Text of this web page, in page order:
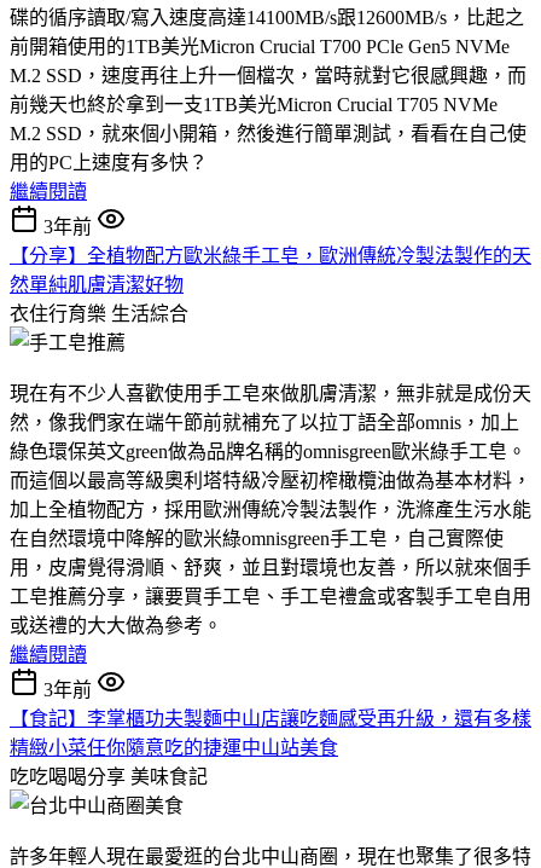
碟的循序讀取/寫入速度高達14100MB/s跟12600MB/s，比起之
前開箱使用的1TB美光Micron Crucial T700 PCle Gen5 NVMe
M.2 SSD，速度再往上升一個檔次，當時就對它很感興趣，而
前幾天也終於拿到一支1TB美光Micron Crucial T705 NVMe
M.2 SSD，就來個小開箱，然後進行簡單測試，看看在自己使
用的PC上速度有多快？
繼續閱讀
3年前
【分享】全植物配方歐米綠手工皂，歐洲傳統冷製法製作的天
然單純肌膚清潔好物
衣住行育樂 生活綜合
現在有不少人喜歡使用手工皂來做肌膚清潔，無非就是成份天
然，像我們家在端午節前就補充了以拉丁語全部omnis，加上
綠色環保英文green做為品牌名稱的omnisgreen歐米綠手工皂。
而這個以最高等級奧利塔特級冷壓初榨橄欖油做為基本材料，
加上全植物配方，採用歐洲傳統冷製法製作，洗滌產生污水能
在自然環境中降解的歐米綠omnisgreen手工皂，自己實際使
用，皮膚覺得滑順、舒爽，並且對環境也友善，所以就來個手
工皂推薦分享，讓要買手工皂、手工皂禮盒或客製手工皂自用
或送禮的大大做為參考。
繼續閱讀
3年前
【食記】李掌櫃功夫製麵中山店讓吃麵感受再升級，還有多樣
精緻小菜任你隨意吃的捷運中山站美食
吃吃喝喝分享 美味食記
許多年輕人現在最愛逛的台北中山商圈，現在也聚集了很多特